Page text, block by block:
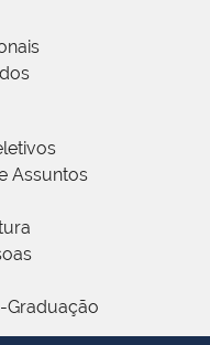
Assuntos
Graduação